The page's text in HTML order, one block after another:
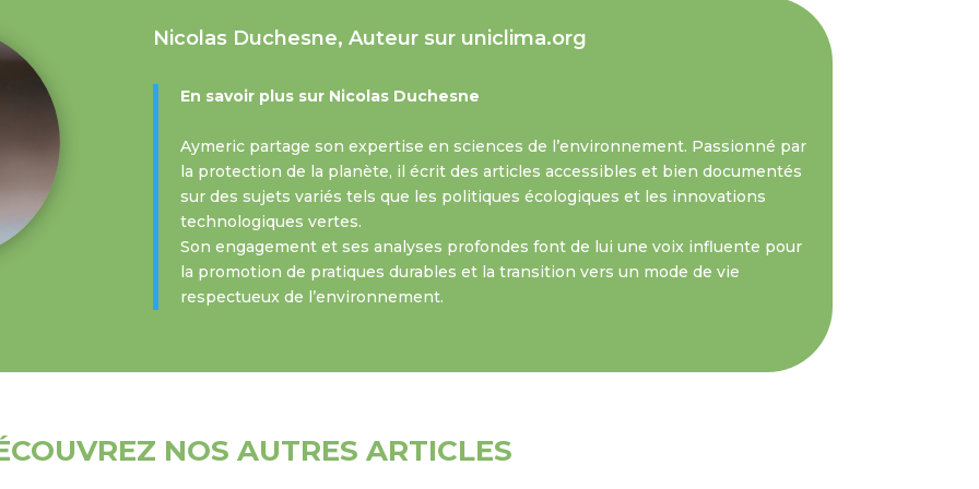
Nicolas Duchesne, Auteur sur uniclima.org
En savoir plus sur Nicolas Duchesne
Aymeric partage son expertise en sciences de l’environnement. Passionné par
la protection de la planète, il écrit des articles accessibles et bien documentés
sur des sujets variés tels que les politiques écologiques et les innovations
technologiques vertes.
Son engagement et ses analyses profondes font de lui une voix influente pour
la promotion de pratiques durables et la transition vers un mode de vie
respectueux de l’environnement.
NOS AUTRES ARTICLES